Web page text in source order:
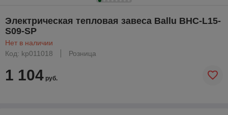
Электрическая тепловая завеса Ballu BHC-L15-
S09-SP
Нет в наличии
Код: kp011018
Розница
1 104 руб.